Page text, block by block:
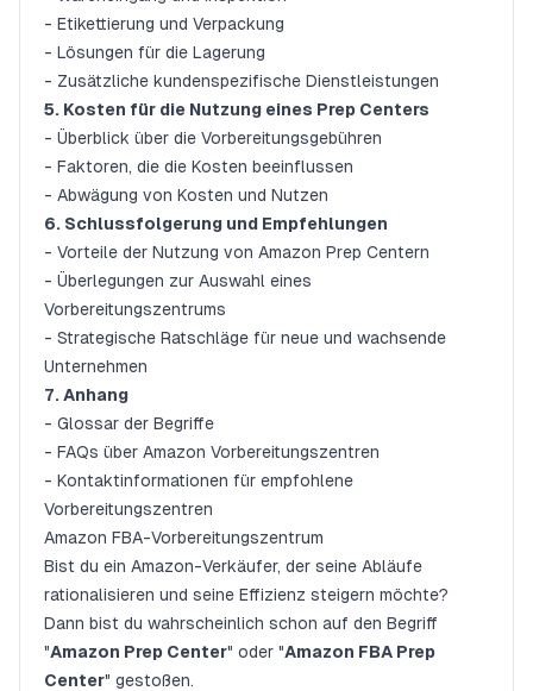
- Etikettierung und Verpackung
- Lösungen für die Lagerung
- Zusätzliche kundenspezifische Dienstleistungen
5. Kosten für die Nutzung eines Prep Centers
- Überblick über die Vorbereitungsgebühren
- Faktoren, die die Kosten beeinflussen
- Abwägung von Kosten und Nutzen
6. Schlussfolgerung und Empfehlungen
- Vorteile der Nutzung von Amazon Prep Centern
- Überlegungen zur Auswahl eines
Vorbereitungszentrums
- Strategische Ratschläge für neue und wachsende
Unternehmen
7. Anhang
- Glossar der Begriffe
- FAQs über Amazon Vorbereitungszentren
- Kontaktinformationen für empfohlene
Vorbereitungszentren
Amazon FBA-Vorbereitungszentrum
Bist du ein Amazon-Verkäufer, der seine Abläufe
rationalisieren und seine Effizienz steigern möchte?
Dann bist du wahrscheinlich schon auf den Begriff
"Amazon Prep Center" oder "Amazon FBA Prep
Center" gestoßen.